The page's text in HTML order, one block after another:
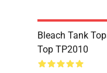
Bleach Tank
Top TP2010